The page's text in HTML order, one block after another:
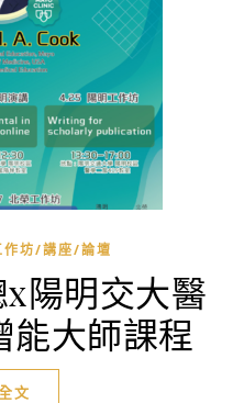
作坊/講座/論壇
陽明交大醫
能大師課程
文